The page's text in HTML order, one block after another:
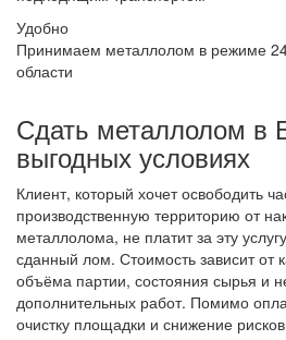
Удобно
Принимаем металлолом в режиме
области
Сдать металлолом в
выгодных условиях
Клиент, который хочет освободить
производственную территорию от
металлолома, не платит за эту
сданный лом. Стоимость зависит от
объёма партии, состояния сырья и
дополнительных работ. Помимо
очистку площадки и снижение